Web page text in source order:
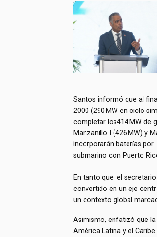
Santos informó que al
2000 (290 MW en ciclo
completar los414 MW de
Manzanillo I (426 MW) y
incorporarán baterías por
submarino con Puerto
En tanto que, el
convertido en un eje
un contexto global
Asimismo, enfatizó que la
América Latina y el